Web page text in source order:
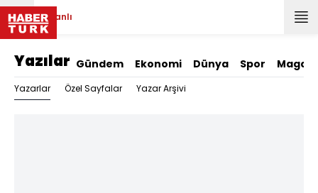
Canlı
Yazılar Gündem Ekonomi Dünya Spor
Yazarlar Özel Sayfalar Yazar Arşivi